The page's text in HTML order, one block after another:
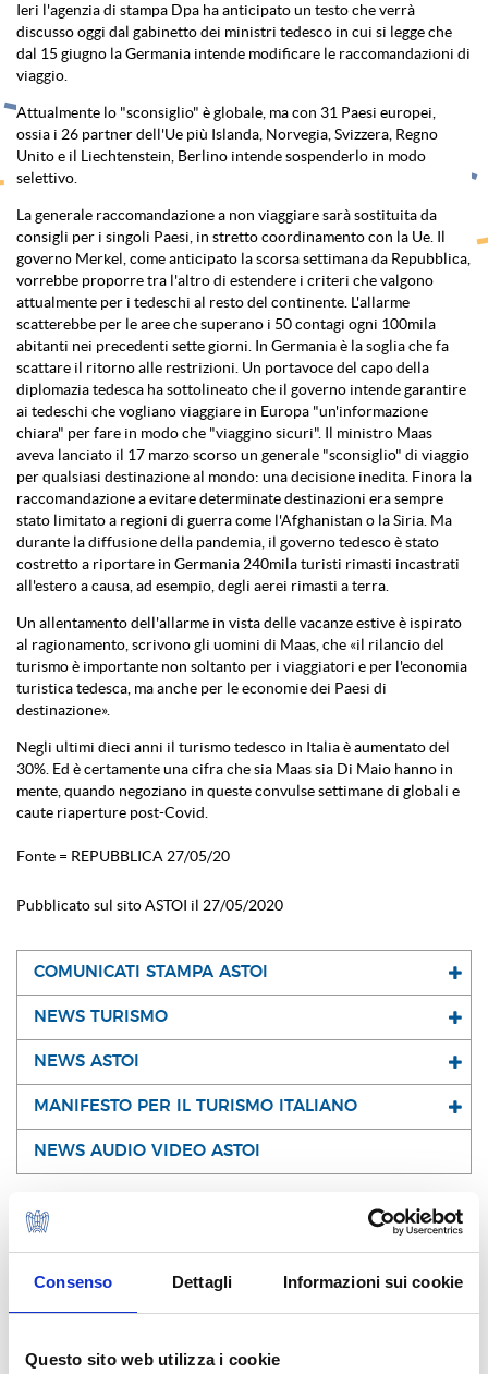
Consenso Dettagli Informazioni sui cookie
Questo sito web utilizza i cookie
Ieri l'agenzia di stampa Dpa ha anticipato un testo che verrà
discusso oggi dal gabinetto dei ministri tedesco in cui si legge che
dal 15 giugno la Germania intende modificare le raccomandazioni di
viaggio.
Attualmente lo "sconsiglio" è globale, ma con 31 Paesi europei,
ossia i 26 partner dell'Ue più Islanda, Norvegia, Svizzera, Regno
Unito e il Liechtenstein, Berlino intende sospenderlo in modo
selettivo.
La generale raccomandazione a non viaggiare sarà sostituita da
consigli per i singoli Paesi, in stretto coordinamento con la Ue. Il
governo Merkel, come anticipato la scorsa settimana da Repubblica,
vorrebbe proporre tra l'altro di estendere i criteri che valgono
attualmente per i tedeschi al resto del continente. L'allarme
scatterebbe per le aree che superano i 50 contagi ogni 100mila
abitanti nei precedenti sette giorni. In Germania è la soglia che fa
scattare il ritorno alle restrizioni. Un portavoce del capo della
diplomazia tedesca ha sottolineato che il governo intende garantire
ai tedeschi che vogliano viaggiare in Europa "un'informazione
chiara" per fare in modo che "viaggino sicuri". Il ministro Maas
aveva lanciato il 17 marzo scorso un generale "sconsiglio" di viaggio
per qualsiasi destinazione al mondo: una decisione inedita. Finora la
raccomandazione a evitare determinate destinazioni era sempre
stato limitato a regioni di guerra come l'Afghanistan o la Siria. Ma
durante la diffusione della pandemia, il governo tedesco è stato
costretto a riportare in Germania 240milaturisti rimasti incastrati
all'estero a causa, ad esempio, degli aerei rimasti a terra.
Un allentamento dell'allarme in vista delle vacanze estive è ispirato
al ragionamento, scrivono gli uomini di Maas, che «il rilancio del
turismoè importante non soltanto per i viaggiatori e per l'economia
turistica tedesca, ma anche per le economie dei Paesi di
destinazione».
Negli ultimi dieci anni il turismotedesco in Italia è aumentato del
30%. Ed è certamente una cifra che sia Maas sia Di Maio hanno in
mente, quando negoziano in queste convulse settimane di globali e
caute riaperture post-Covid.
Fonte = REPUBBLICA 27/05/20
Pubblicato sul sito ASTOI il 27/05/2020
COMUNICATI STAMPA ASTOI
NEWS TURISMO
NEWS ASTOI
MANIFESTO PER IL TURISMO ITALIANO
NEWS AUDIO VIDEO ASTOI
I NOSTRI SOCI